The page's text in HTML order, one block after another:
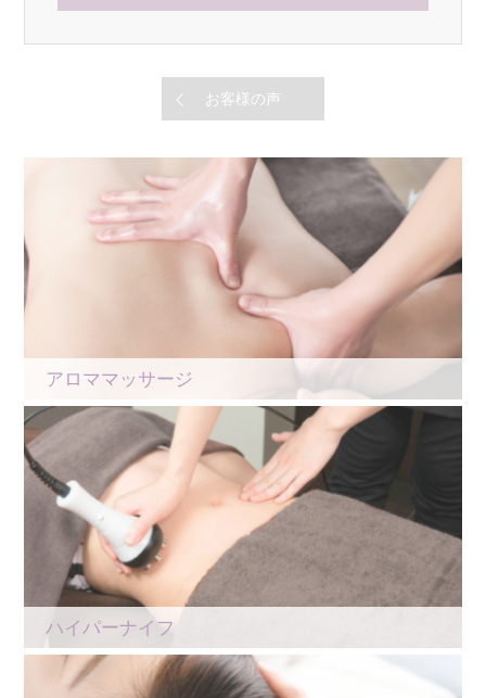
お客様の声
アロママッサージ
ハイパーナイフ